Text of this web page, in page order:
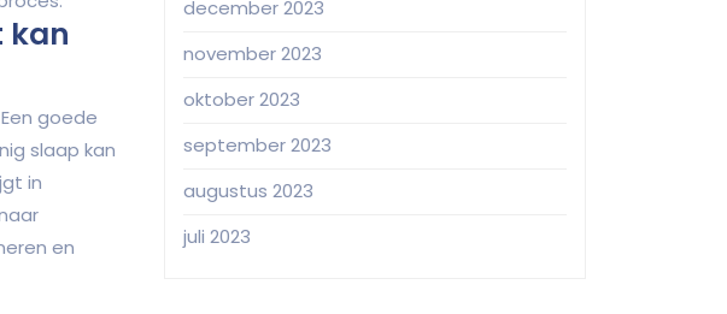
kan
goede
slaap kan
in
en
december 2023
november 2023
oktober 2023
september 2023
augustus 2023
juli 2023